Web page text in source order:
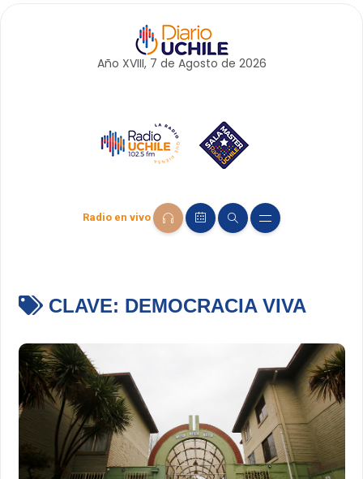
Año XVIII, 7 de Agosto de 2026
Radio en vivo
CLAVE: DEMOCRACIA VIVA